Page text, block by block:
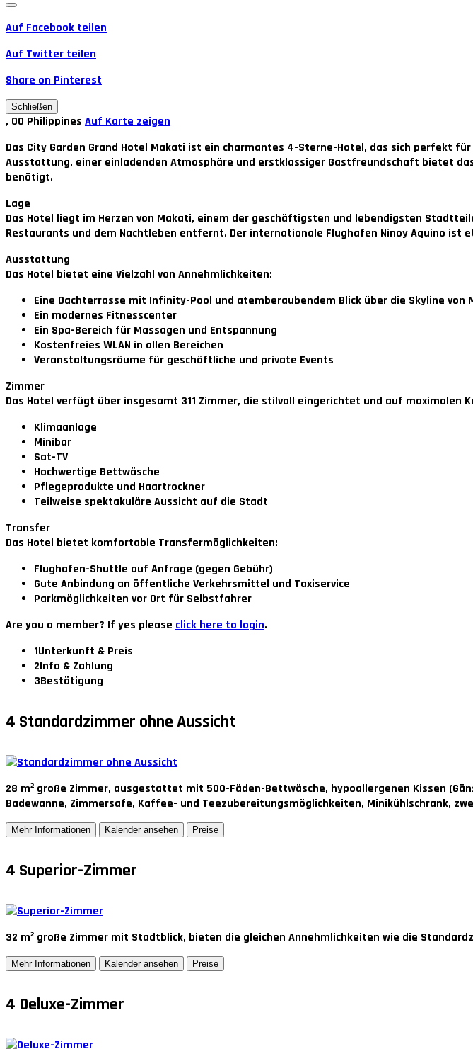
Auf Facebook teilen
Auf Twitter teilen
Share on Pinterest
Schließen
, 00 Philippines Auf Karte zeigen
Das City Garden Grand Hotel Makati ist ein charmantes 4-Sterne-Hotel, das sich perfekt
Ausstattung, einer einladenden Atmosphäre und erstklassiger Gastfreundschaft bietet
benötigt.
Lage
Das Hotel liegt im Herzen von Makati, einem der geschäftigsten und lebendigsten
Restaurants und dem Nachtleben entfernt. Der internationale Flughafen Ninoy Aquino
Ausstattung
Das Hotel bietet eine Vielzahl von Annehmlichkeiten:
Eine Dachterrasse mit Infinity-Pool und atemberaubendem Blick über die Skyline von
Ein modernes Fitnesscenter
Ein Spa-Bereich für Massagen und Entspannung
Kostenfreies WLAN in allen Bereichen
Veranstaltungsräume für geschäftliche und private Events
Zimmer
Das Hotel verfügt über insgesamt 311 Zimmer, die stilvoll eingerichtet und auf maximalen
Klimaanlage
Minibar
Sat-TV
Hochwertige Bettwäsche
Pflegeprodukte und Haartrockner
Teilweise spektakuläre Aussicht auf die Stadt
Transfer
Das Hotel bietet komfortable Transfermöglichkeiten:
Flughafen-Shuttle auf Anfrage (gegen Gebühr)
Gute Anbindung an öffentliche Verkehrsmittel und Taxiservice
Parkmöglichkeiten vor Ort für Selbstfahrer
Are you a member? If yes please click here to login.
1Unterkunft & Preis
2Info & Zahlung
3Bestätigung
4 Standardzimmer ohne Aussicht
28 m² große Zimmer, ausgestattet mit 500-Fäden-Bettwäsche, hypoallergenen Kissen
Badewanne, Zimmersafe, Kaffee- und Teezubereitungsmöglichkeiten, Minikühlschrank,
Mehr Informationen Kalender ansehen Preise
4 Superior-Zimmer
32 m² große Zimmer mit Stadtblick, bieten die gleichen Annehmlichkeiten wie die
Mehr Informationen Kalender ansehen Preise
4 Deluxe-Zimmer